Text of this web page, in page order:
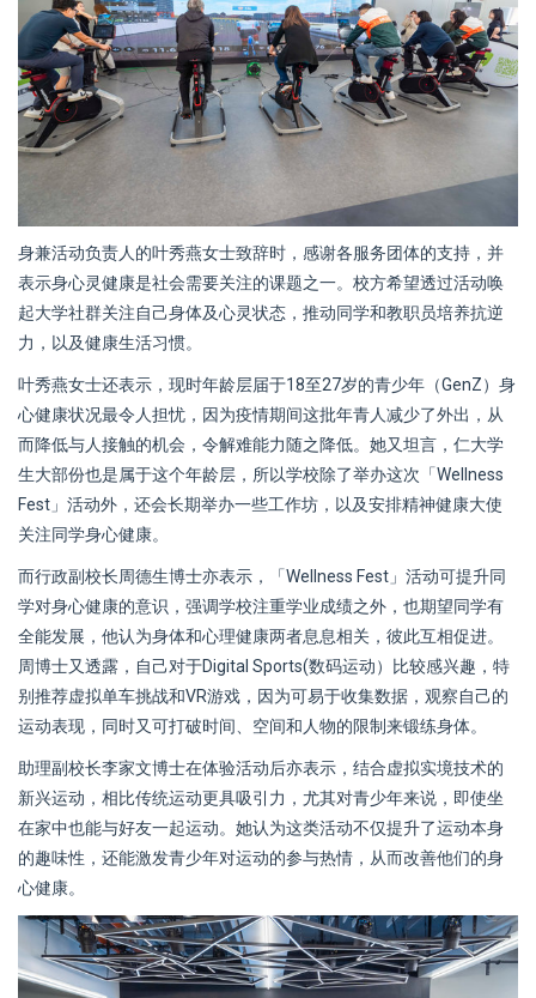
身兼活动负责人的叶秀燕女士致辞时，感谢各服务团体的支持，并
表示身心灵健康是社会需要关注的课题之一。校方希望透过活动唤
起大学社群关注自己身体及心灵状态，推动同学和教职员培养抗逆
力，以及健康生活习惯。
叶秀燕女士还表示，现时年龄层届于18至27岁的青少年（GenZ）身
心健康状况最令人担忧，因为疫情期间这批年青人减少了外出，从
而降低与人接触的机会，令解难能力随之降低。她又坦言，仁大学
生大部份也是属于这个年龄层，所以学校除了举办这次「Wellness
Fest」活动外，还会长期举办一些工作坊，以及安排精神健康大使
关注同学身心健康。
而行政副校长周德生博士亦表示，「Wellness Fest」活动可提升同
学对身心健康的意识，强调学校注重学业成绩之外，也期望同学有
全能发展，他认为身体和心理健康两者息息相关，彼此互相促进。
周博士又透露，自己对于Digital Sports(数码运动）比较感兴趣，特
别推荐虚拟单车挑战和VR游戏，因为可易于收集数据，观察自己的
运动表现，同时又可打破时间、空间和人物的限制来锻练身体。
助理副校长李家文博士在体验活动后亦表示，结合虚拟实境技术的
新兴运动，相比传统运动更具吸引力，尤其对青少年来说，即使坐
在家中也能与好友一起运动。她认为这类活动不仅提升了运动本身
的趣味性，还能激发青少年对运动的参与热情，从而改善他们的身
心健康。